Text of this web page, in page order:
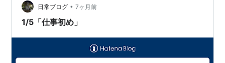
ない言葉ですね。 仕事や学校が午前中で終わる事を半ド
ンと言っていた ような記憶があります。
日常ブログ • 7ヶ月前
1/5「仕事初め」